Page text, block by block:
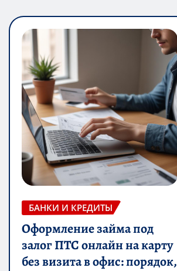
БАНКИ И КРЕДИТЫ
Оформление займа под
залог ПТС онлайн на карту
без визита в офис: порядок,